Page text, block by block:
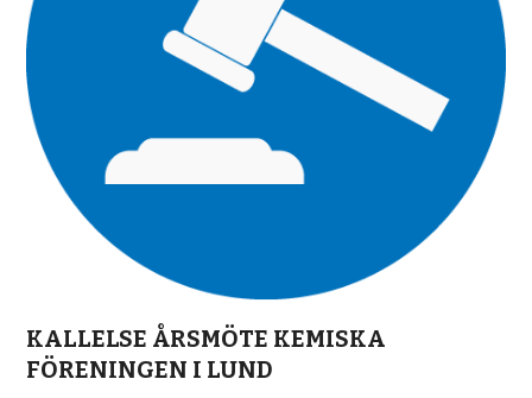
KALLELSE ÅRSMÖTE KEMISKA
FÖRENINGEN I LUND